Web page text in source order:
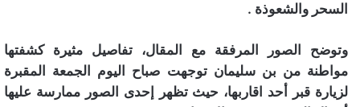
السحر والشعوذة .
وتوضح الصور المرفقة مع المقال، تفاصيل مثيرة كشفتها
مواطنة من بن سليمان توجهت صباح اليوم الجمعة المقبرة
لزيارة قبر أحد اقاربها، حيث تظهر إحدى الصور ممارسة عليها